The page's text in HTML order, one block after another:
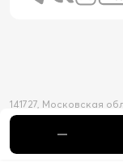
141727, Московская
Новое шоссе, д. 56
2026 © Официальный